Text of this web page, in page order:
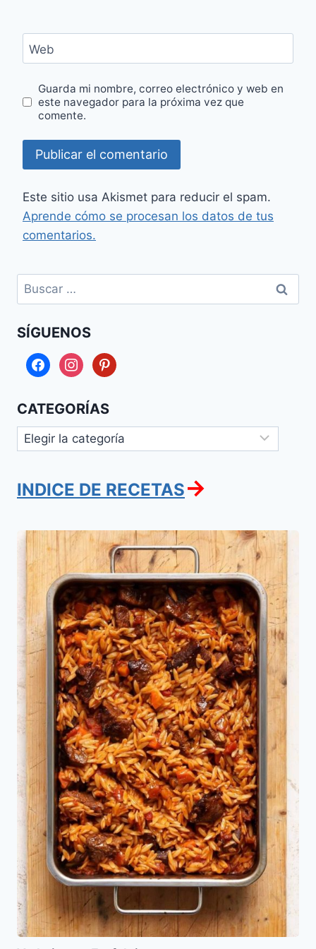
Web
Guarda mi nombre, correo electrónico y web en
este navegador para la próxima vez que
comente.
Este sitio usa Akismet para reducir el spam.
Aprende cómo se procesan los datos de tus
comentarios.
Buscar:
SÍGUENOS
facebookinstagrampinterest
CATEGORÍAS
Categorías
INDICE DE RECETAS→
Yarkoie
con
Ferfalej